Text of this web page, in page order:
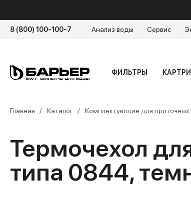
8 (800) 100-100-7 Анализ воды Сервис
ФИЛЬТРЫ
Главная Каталог Комплектующие для проточных
Термочехол
типа 0844,